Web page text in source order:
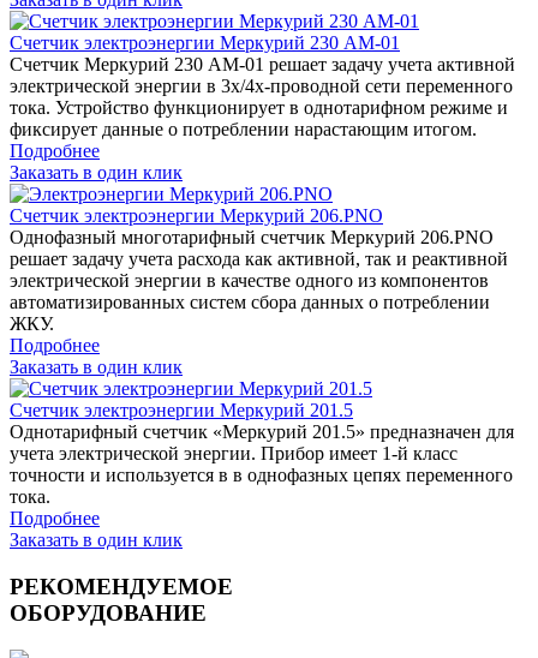
Счетчик электроэнергии Меркурий 230 AM-01
Счетчик Меркурий 230 AM-01 решает задачу учета активной
электрической энергии в 3х/4х-проводной сети переменного
тока. Устройство функционирует в однотарифном режиме и
фиксирует данные о потреблении нарастающим итогом.
Подробнее
Заказать в один клик
Счетчик электроэнергии Меркурий 206.PNO
Однофазный многотарифный счетчик Меркурий 206.PNO
решает задачу учета расхода как активной, так и реактивной
электрической энергии в качестве одного из компонентов
автоматизированных систем сбора данных о потреблении
ЖКУ.
Подробнее
Заказать в один клик
Счетчик электроэнергии Меркурий 201.5
Однотарифный счетчик «Меркурий 201.5» предназначен для
учета электрической энергии. Прибор имеет 1-й класс
точности и используется в в однофазных цепях переменного
тока.
Подробнее
Заказать в один клик
РЕКОМЕНДУЕМОЕ
ОБОРУДОВАНИЕ